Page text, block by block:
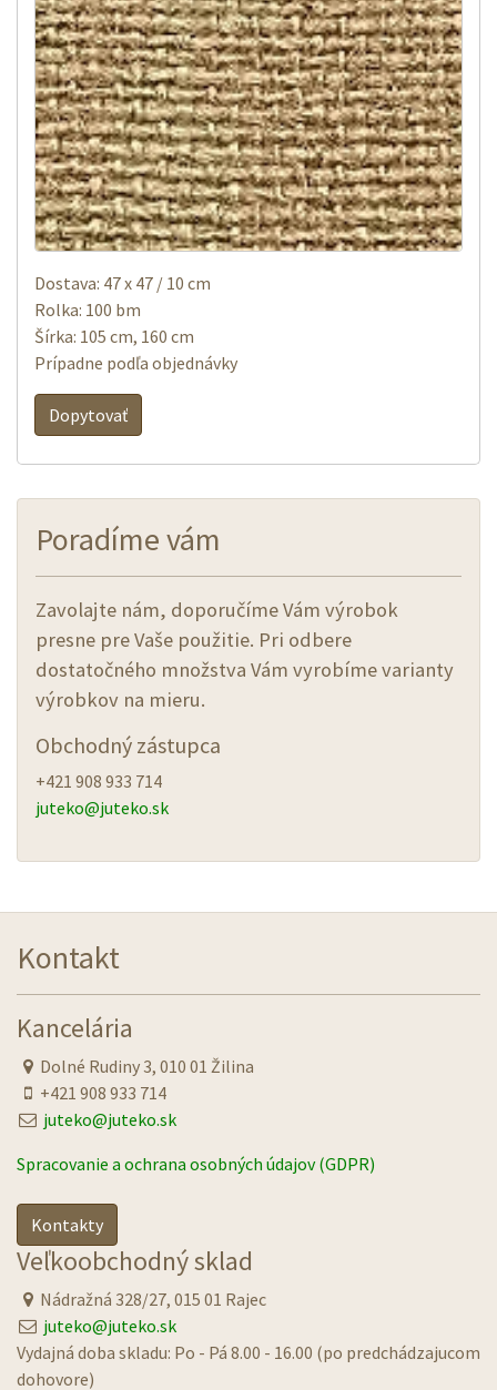
Dostava: 47 x 47 / 10 cm
Rolka: 100 bm
Šírka: 105 cm, 160 cm
Prípadne podľa objednávky
Dopytovať
Poradíme vám
Zavolajte nám, doporučíme Vám výrobok
presne pre Vaše použitie. Pri odbere
dostatočného množstva Vám vyrobíme varianty
výrobkov na mieru.
Obchodný zástupca
+421 908 933 714
juteko@juteko.sk
Kontakt
Kancelária
Dolné Rudiny 3, 010 01 Žilina
+421 908 933 714
juteko@juteko.sk
Spracovanie a ochrana osobných údajov (GDPR)
Kontakty
Veľkoobchodný sklad
Nádražná 328/27, 015 01 Rajec
juteko@juteko.sk
Vydajná doba skladu: Po - Pá 8.00 - 16.00 (po predchádzajucom
dohovore)